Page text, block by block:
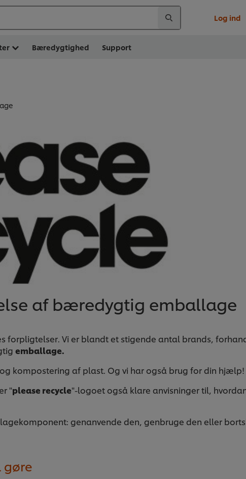
Log ind
Bæredygtighed Support
af bæredygtig emballage
forpligtelser. Vi er blandt et stigende antal brands,
emballage.
kompostering af plast. Og vi har også brug for din hjælp!
"please recycle"-logoet også klare anvisninger til,
genanvende den, genbruge den eller
gøre